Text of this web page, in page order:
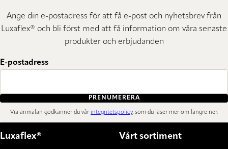
Ange din e-postadress för att få e-post och nyhetsbrev från
Luxaflex® och bli först med att få information om våra senaste
produkter och erbjudanden
E-postadress
PRENUMERERA
Via anmälan godkänner du vår integritetspolicy, som du läser mer om längre ner.
Luxaflex® Vårt sortiment